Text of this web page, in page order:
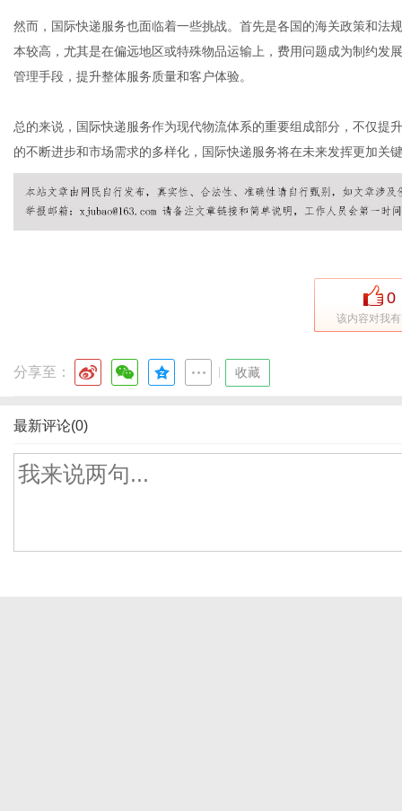
然而，国际快递服务也面临着一些挑战。首先是各国的海关政策和法
本较高，尤其是在偏远地区或特殊物品运输上，费用问题成为制约发
管理手段，提升整体服务质量和客户体验。
总的来说，国际快递服务作为现代物流体系的重要组成部分，不仅提
的不断进步和市场需求的多样化，国际快递服务将在未来发挥更加关
0
该内容对我
分享至： 收藏
最新评论(0)